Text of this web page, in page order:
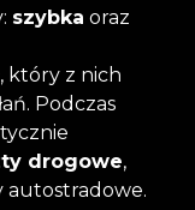
szybka oraz
który z nich
Podczas
drogowe,
autostradowe.